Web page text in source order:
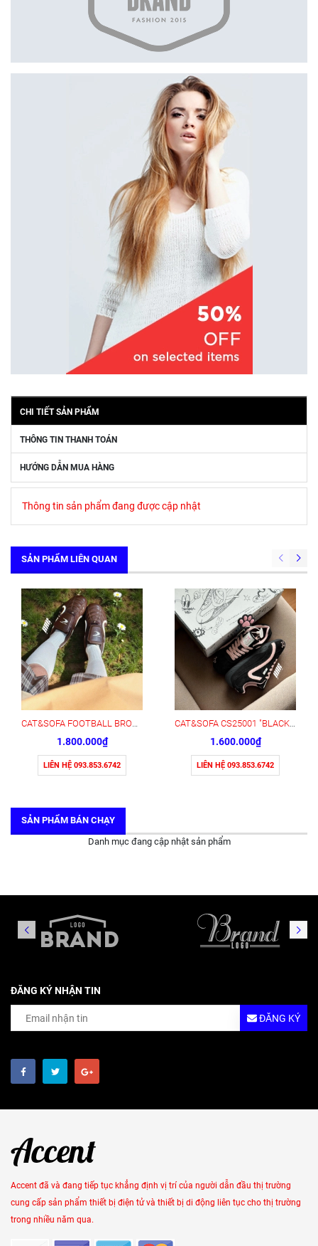
CHI TIẾT SẢN PHẨM
THÔNG TIN THANH TOÁN
HƯỚNG DẪN MUA HÀNG
Thông tin sản phẩm đang được cập nhật
SẢN PHẨM LIÊN QUAN
CAT&SOFA FOOTBALL BROWN POWDER (CS25011)
1.800.000₫
LIÊN HỆ 093.853.6742
CAT&SOFA CS25001 "BLACK/PINK BOWTIE "
1.600.000₫
LIÊN HỆ 093.853.6742
SẢN PHẨM BÁN CHẠY
Danh mục đang cập nhật sản phẩm
ĐĂNG KÝ NHẬN TIN
ĐĂNG KÝ
Accent đã và đang tiếp tục khẳng định vị trí của người dẫn đầu thị trường
cung cấp sản phẩm thiết bị điện tử và thiết bị di động liên tục cho thị trường
trong nhiều năm qua.